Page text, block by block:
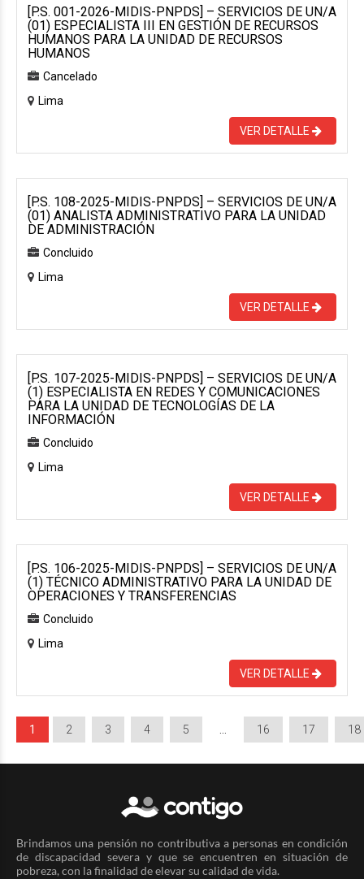
[P.S. 001-2026-MIDIS-PNPDS] – SERVICIOS DE UN/A
(01) ESPECIALISTA III EN GESTIÓN DE RECURSOS
HUMANOS PARA LA UNIDAD DE RECURSOS
HUMANOS
Cancelado
Lima
VER DETALLE
[P.S. 108-2025-MIDIS-PNPDS] – SERVICIOS DE UN/A
(01) ANALISTA ADMINISTRATIVO PARA LA UNIDAD
DE ADMINISTRACIÓN
Concluido
Lima
VER DETALLE
[P.S. 107-2025-MIDIS-PNPDS] – SERVICIOS DE UN/A
(1) ESPECIALISTA EN REDES Y COMUNICACIONES
PARA LA UNIDAD DE TECNOLOGÍAS DE LA
INFORMACIÓN
Concluido
Lima
VER DETALLE
[P.S. 106-2025-MIDIS-PNPDS] – SERVICIOS DE UN/A
(1) TÉCNICO ADMINISTRATIVO PARA LA UNIDAD DE
OPERACIONES Y TRANSFERENCIAS
Concluido
Lima
VER DETALLE
1 2 3 4 5 16 17 18
Brindamos una pensión no contributiva a personas en condición
de discapacidad severa y que se encuentren en situación de
pobreza, con la finalidad de elevar su calidad de vida.